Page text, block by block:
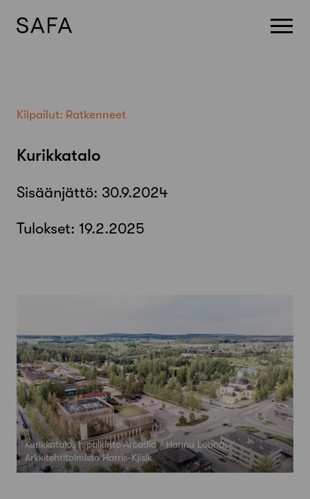
Kilpailut: Ratkenneet
Kurikkatalo
Sisäänjättö: 30.9.2024
Tulokset: 19.2.2025
Kurikkatalo, 1. palkinto Arcadia / Hannu Louna,
Arkkitehtitoimisto Harris-Kjisik